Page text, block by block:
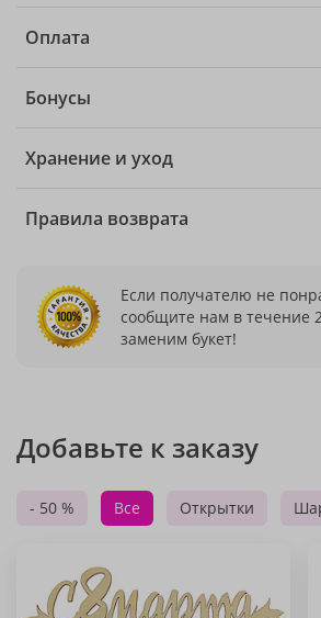
Оплата
Бонусы
Хранение и уход
Правила возврата
Если получателю не
сообщите нам в течение
заменим букет!
Добавьте к заказу
- 50 % Все Открытки